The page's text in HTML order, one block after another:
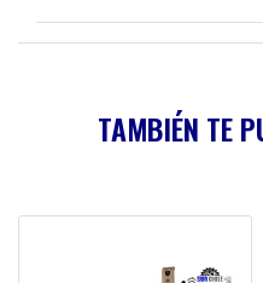
TAMBIÉN TE